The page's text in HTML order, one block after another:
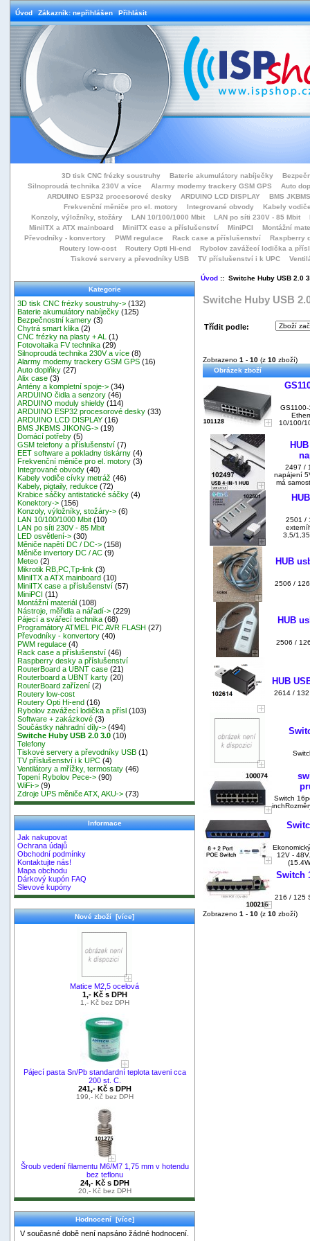
Úvod Zákazník: nepřihlášen Přihlásit
3D tisk CNC frézky soustruhy Baterie akumulátory nabíječky
Silnoproudá technika 230V a více
Alarmy modemy trackery GSM GPS
Auto
ARDUINO ESP32 procesorové desky
ARDUINO LCD DISPLAY
BMS
Frekvenční měniče pro el. motory
Integrované obvody
Kabely
Konzoly, výložníky, stožáry
LAN 10/100/1000 Mbit LAN po síti 230V - 85 Mbit
MiniITX a ATX mainboard
MiniITX case a příslušenství MiniPCI
Montážní
Převodníky - konvertory
PWM regulace Rack case a příslušenství
Raspberry
Routery low-cost
Routery Opti Hi-end
Rybolov zavážecí lodička a přísl
Tiskové servery a převodníky USB
TV příslušenství i k UPC
Kategorie
3D tisk CNC frézky soustruhy-> (132)
Baterie akumulátory nabíječky (125)
Bezpečnostní kamery (3)
Chytrá smart klika (2)
CNC frézky na plasty + AL
(1)
Fotovoltaika FV technika (29)
Silnoproudá technika 230V a více (8)
Alarmy modemy trackery GSM GPS (16)
Auto doplňky (27)
Alix case (3)
Antény a kompletní spoje-> (34)
ARDUINO čidla a senzory (46)
ARDUINO moduly shieldy (114)
ARDUINO ESP32 procesorové desky (33)
ARDUINO LCD DISPLAY (16)
BMS JKBMS JIKONG-> (19)
Domácí potřeby (5)
GSM telefony a příslušenství (7)
EET software a pokladny tiskárny (4)
Frekvenční měniče pro el. motory (3)
Integrované obvody (40)
Kabely vodiče cívky metráž (46)
Kabely, pigtaily, redukce (72)
Krabice sáčky antistatické sáčky (4)
Konektory-> (156)
Konzoly, výložníky, stožáry-> (6)
LAN 10/100/1000 Mbit (10)
LAN po síti 230V - 85 Mbit
LED osvětlení-> (30)
Měniče napětí DC / DC-> (158)
Měniče invertory DC / AC (9)
Meteo (2)
Mikrotik RB,PC,Tp-link (3)
MiniITX a ATX mainboard (10)
MiniITX case a příslušenství (57)
MiniPCI (11)
Montážní materiál (108)
Nástroje, měřidla a nářadí-> (229)
Pájecí a svářecí technika (68)
Programátory ATMEL PIC AVR FLASH (27)
Převodníky - konvertory (40)
PWM regulace (4)
Rack case a příslušenství (46)
Raspberry desky a příslušenství
RouterBoard a UBNT case (21)
Routerboard a UBNT karty (20)
RouterBoard zařízení (2)
Routery low-cost
Routery Opti Hi-end (16)
Rybolov zavážecí lodička a přísl (103)
Software + zakázkové (3)
Součástky náhradní díly-> (494)
Switche Huby USB 2.0 3.0 (10)
Telefony
Tiskové servery a převodníky USB (1)
TV příslušenství i k UPC (4)
Ventilátory a mřížky, termostaty (46)
Topení Rybolov Pece-> (90)
WiFi-> (9)
Zdroje UPS měniče ATX, AKU-> (73)
Informace
Jak nakupovat
Ochrana údajů
Obchodní podmínky
Kontaktujte nás!
Mapa obchodu
Dárkový kupón FAQ
Slevové kupóny
Nové zboží [více]
Matice M2,5 ocelová
1,- Kč s DPH
1,- Kč bez DPH
Pájecí pasta Sn/Pb standardní teplota taveni cca
200 st. C.
241,- Kč s DPH
199,- Kč bez DPH
Šroub vedení filamentu M6/M7 1,75 mm v hotendu
bez teflonu
24,- Kč s DPH
20,- Kč bez DPH
Hodnocení [více]
V současné době není napsáno žádné hodnocení.
Úvod:: Switche Huby USB 2.0
Switche Huby USB
Třídit podle:
Zobrazeno 1 - 10 (z 10 zboží)
Obrázek zboží
10/100/
2497 /
napájení
má
2501 /
3,5/
HUB
2506 /
HUB
2506 /
HUB
2614 /
Switch
12V -
Switch
216 / 125
Zobrazeno 1 - 10 (z 10 zboží)